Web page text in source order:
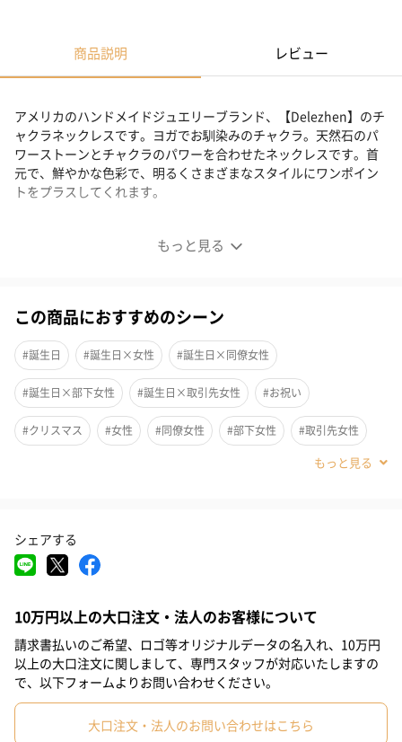
商品説明 レビュー
もっと見る
アメリカのハンドメイドジュエリーブランド、【Delezhen】のチ
ャクラネックレスです。ヨガでお馴染みのチャクラ。天然石のパ
ワーストーンとチャクラのパワーを合わせたネックレスです。首
元で、鮮やかな色彩で、明るくさまざまなスタイルにワンポイン
トをプラスしてくれます。
DelezhenのBOXについて
します。
ボックスの指定は承りかねます。
商品詳細情報
ブランド Delezhen
この商品におすすめのシーン
#誕生日 #誕生日×女性 #誕生日×同僚女性
#誕生日×部下女性 #誕生日×取引先女性 #お祝い
#クリスマス #女性 #同僚女性 #部下女性 #取引先女性
シェアする
10万円以上の大口注文・法人のお客様について
請求書払いのご希望、ロゴ等オリジナルデータの名入れ、10万円
以上の大口注文に関しまして、専門スタッフが対応いたしますの
で、以下フォームよりお問い合わせください。
大口注文・法人のお問い合わせはこちら